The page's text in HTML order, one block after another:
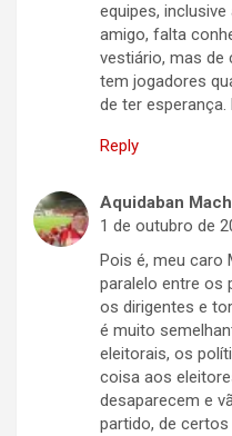
equipes,
amigo, falta
vestiário, mas de
tem jogadores
de ter esperança.
Reply
Aquidaban
1 de outubro de
Pois é, meu caro
paralelo entre os
os dirigentes e
é muito
eleitorais, os
coisa aos
desaparecem e
partido, de